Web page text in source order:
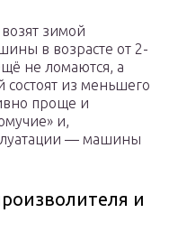
зимой
в возрасте от 2-
не ломаются, а
из меньшего
проще и
и,
— машины
и